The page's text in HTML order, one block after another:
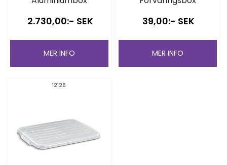
2.730,00:- SEK
MER INFO
39,00:- SEK
MER INFO
12126